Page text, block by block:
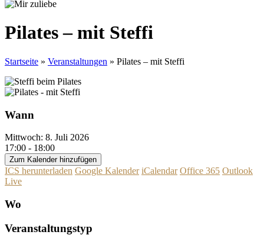
Pilates – mit Steffi
Startseite » Veranstaltungen » Pilates – mit Steffi
Wann
Mittwoch: 8. Juli 2026
17:00 - 18:00
Zum Kalender hinzufügen
ICS herunterladen Google Kalender iCalendar Office 365 Outlook
Live
Wo
Veranstaltungstyp